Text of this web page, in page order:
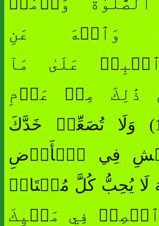
وَٱنۡهَ عَنِ
عَلَىٰ مَآ
ذَٰلِكَ مِنۡ عَزۡمِ
ٱلۡأُمُورِ (17) وَلَا تُصَعِّرۡ خَدَّكَ
تَمۡشِ فِي ٱلۡأَرۡضِ
لَا يُحِبُّ كُلَّ مُخۡتَالٖ
(18) وَٱقۡصِدۡ فِي مَشۡيِكَ